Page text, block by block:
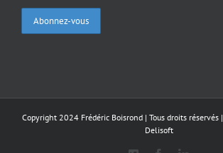
Copyright 2024 Frédéric Boisrond | Tous droits réservés |
Delisoft